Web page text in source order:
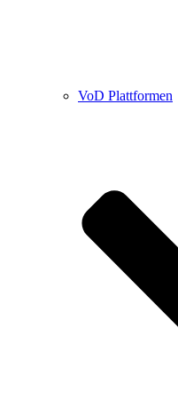
VoD Plattformen